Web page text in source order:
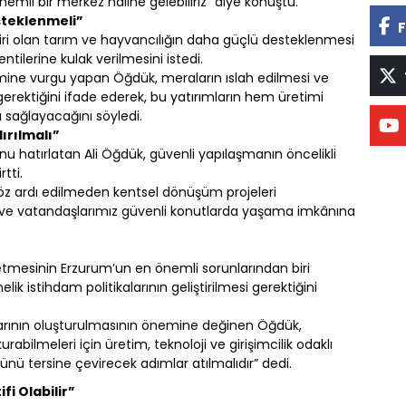
tarım ve hayvancılığın daha güçlü desteklenmesi
kulak verilmesini istedi.
vurgu yapan Öğdük, meraların ıslah edilmesi ve
ifade ederek, bu yatırımların hem üretimi
sağlayacağını söyledi.
hatırlatan Ali Öğdük, güvenli yapılaşmanın öncelikli
ardı edilmeden kentsel dönüşüm projeleri
ve vatandaşlarımız güvenli konutlarda yaşama imkânına
Erzurum’un en önemli sorunlarından biri
istihdam politikalarının geliştirilmesi gerektiğini
oluşturulmasının önemine değinen Öğdük,
için üretim, teknoloji ve girişimcilik odaklı
tersine çevirecek adımlar atılmalıdır” dedi.
Olabilir”